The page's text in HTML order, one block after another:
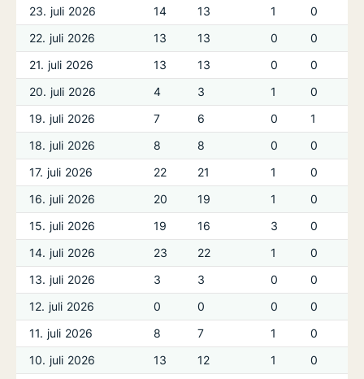
23. juli 2026
14 13 1
0
22. juli 2026
13 13 0
0
21. juli 2026
13 13 0
0
20. juli 2026
4 3 1
0
19. juli 2026
7 6 0
1
18. juli 2026
8 8 0
0
17. juli 2026
22 21 1
0
16. juli 2026
20 19 1
0
15. juli 2026
19 16 3
0
14. juli 2026
23 22 1
0
13. juli 2026
3 3 0
0
12. juli 2026
0 0 0
0
11. juli 2026
8 7 1
0
10. juli 2026
13 12 1
0